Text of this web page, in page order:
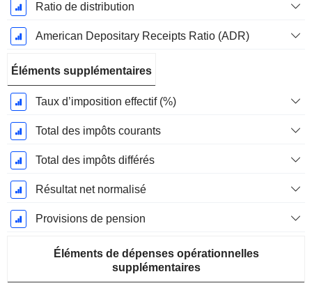
Ratio de distribution
American Depositary Receipts Ratio (ADR)
Éléments supplémentaires
Taux d’imposition effectif (%)
Total des impôts courants
Total des impôts différés
Résultat net normalisé
Provisions de pension
Éléments de dépenses opérationnelles
supplémentaires